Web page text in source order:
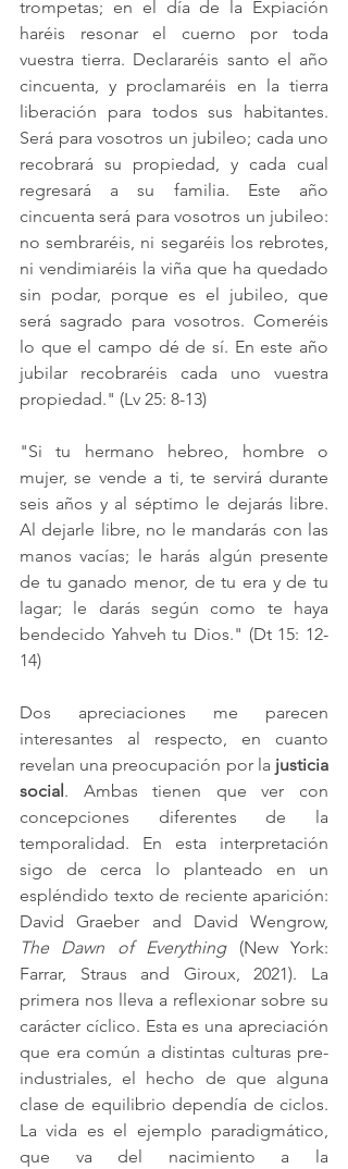
trompetas; en el día de la Expiación
haréis resonar el cuerno por toda
vuestra tierra. Declararéis santo el año
cincuenta, y proclamaréis en la tierra
liberación para todos sus habitantes.
Será para vosotros un jubileo; cada uno
recobrará su propiedad, y cada cual
regresará a su familia. Este año
cincuenta será para vosotros un jubileo:
no sembraréis, ni segaréis los rebrotes,
ni vendimiaréis la viña que ha quedado
sin podar, porque es el jubileo, que
será sagrado para vosotros. Comeréis
lo que el campo dé de sí. En este año
jubilar recobraréis cada uno vuestra
propiedad." (Lv 25: 8-13)
"Si tu hermano hebreo, hombre o
mujer, se vende a ti, te servirá durante
seis años y al séptimo le dejarás libre.
Al dejarle libre, no le mandarás con las
manos vacías; le harás algún presente
de tu ganado menor, de tu era y de tu
lagar; le darás según como te haya
bendecido Yahveh tu Dios." (Dt 15: 12-
14)
Dos apreciaciones me parecen
interesantes al respecto, en cuanto
revelan una preocupación por la justicia
social. Ambas tienen que ver con
concepciones diferentes de la
temporalidad. En esta interpretación
sigo de cerca lo planteado en un
espléndido texto de reciente aparición:
The Dawn of Everything (New York:
Farrar, Straus and Giroux, 2021). La
primera nos lleva a reflexionar sobre su
carácter cíclico. Esta es una apreciación
que era común a distintas culturas pre-
industriales, el hecho de que alguna
clase de equilibrio dependía de ciclos.
La vida es el ejemplo paradigmático,
que va del nacimiento a la